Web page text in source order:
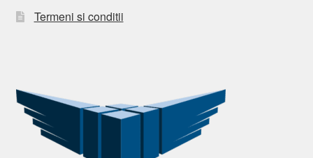
Termeni si conditii